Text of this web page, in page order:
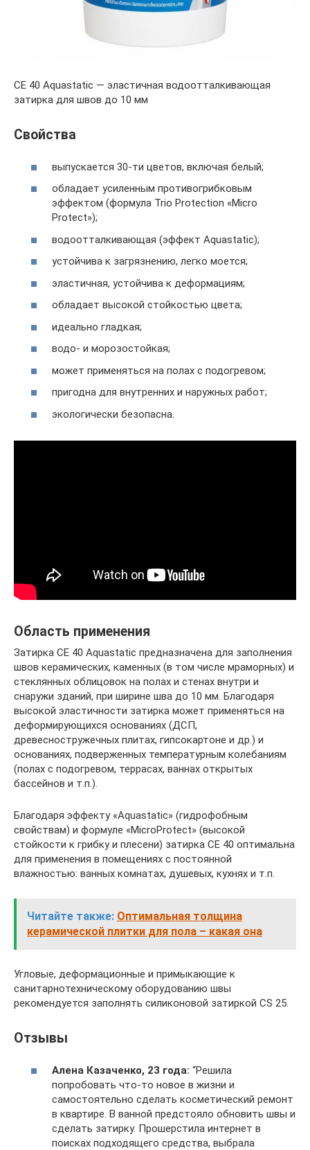
CE 40 Aquastatic — эластичная водоотталкивающая
затирка для швов до 10 мм
Свойства
выпускается 30-ти цветов, включая белый;
обладает усиленным противогрибковым
эффектом (формула Trio Protection «Micro
Protect»);
водоотталкивающая (эффект Aquastatic);
устойчива к загрязнению, легко моется;
эластичная, устойчива к деформациям;
обладает высокой стойкостью цвета;
идеально гладкая;
водо- и морозостойкая;
может применяться на полах с подогревом;
пригодна для внутренних и наружных работ;
экологически безопасна.
Область применения
Затирка CE 40 Aquastatic предназначена для заполнения
швов керамических, каменных (в том числе мраморных) и
стеклянных облицовок на полах и стенах внутри и
снаружи зданий, при ширине шва до 10 мм. Благодаря
высокой эластичности затирка может применяться на
деформирующихся основаниях (ДСП,
древесностружечных плитах, гипсокартоне и др.) и
основаниях, подверженных температурным колебаниям
(полах с подогревом, террасах, ваннах открытых
бассейнов и т.п.).
Благодаря эффекту «Aquastatic» (гидрофобным
свойствам) и формуле «MicroProtect» (высокой
стойкости к грибку и плесени) затирка CE 40 оптимальна
для применения в помещениях с постоянной
влажностью: ванных комнатах, душевых, кухнях и т.п.
Читайте также: Оптимальная толщина
керамической плитки для пола – какая она
Угловые, деформационные и примыкающие к
санитарнотехническому оборудованию швы
рекомендуется заполнять силиконовой затиркой CS 25.
Отзывы
Алена Казаченко, 23 года: “Решила
попробовать что-то новое в жизни и
самостоятельно сделать косметический ремонт
в квартире. В ванной предстояло обновить швы и
сделать затирку. Прошерстила интернет в
поисках подходящего средства, выбрала